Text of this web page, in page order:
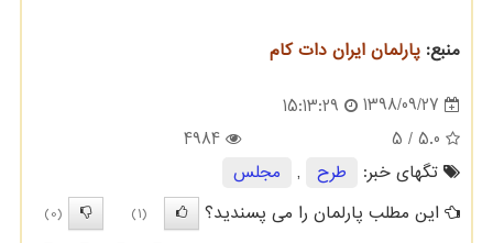
منبع: پارلمان ایران دات كام
1398/09/27
15:13:29
5.0
/ 5
4984
تگهای خبر:
طرح ,
مجلس
این مطلب پارلمان را می پسندید؟
(1)
(0)